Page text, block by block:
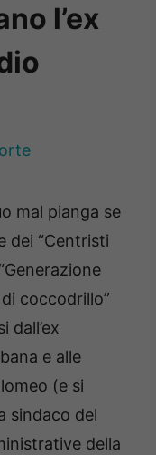
l’ex
mal pianga se
dei “Centristi
coccodrillo”
dall’ex
e alle
(e si
sindaco del
della